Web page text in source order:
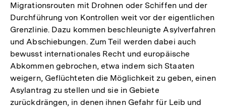
Migrationsrouten mit Drohnen oder Schiffen und der
Durchführung von Kontrollen weit vor der eigentlichen
Grenzlinie. Dazu kommen beschleunigte Asylverfahren
und Abschiebungen. Zum Teil werden dabei auch
bewusst internationales Recht und europäische
Abkommen gebrochen, etwa indem sich Staaten
weigern, Geflüchteten die Möglichkeit zu geben, einen
Asylantrag zu stellen und sie in Gebiete
zurückdrängen, in denen ihnen Gefahr für Leib und